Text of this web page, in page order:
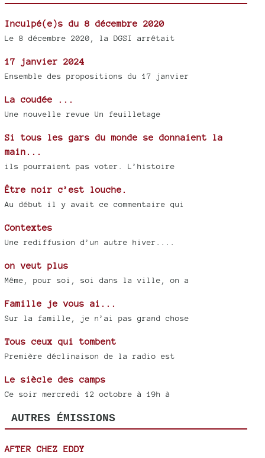
Inculpé(e)s du 8 décembre 2020
Le 8 décembre 2020, la DGSI arrêtait
17 janvier 2024
Ensemble des propositions du 17 janvier
La coudée ...
Une nouvelle revue Un feuilletage
Si tous les gars du monde se donnaient la
main...
ils pourraient pas voter. L’histoire
Être noir c’est louche.
Au début il y avait ce commentaire qui
Contextes
Une rediffusion d’un autre hiver....
on veut plus
Même, pour soi, soi dans la ville, on a
Famille je vous ai...
Sur la famille, je n’ai pas grand chose
Tous ceux qui tombent
Première déclinaison de la radio est
Le siècle des camps
Ce soir mercredi 12 octobre à 19h à
AUTRES ÉMISSIONS
AFTER CHEZ EDDY